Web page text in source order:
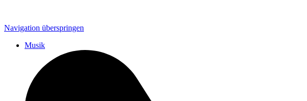
Navigation überspringen
Musik